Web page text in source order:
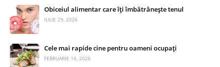
Obiceiul alimentar care îți îmbătrânește tenul
IULIE 29, 2026
Cele mai rapide cine pentru oameni ocupați
FEBRUARIE 16, 2026